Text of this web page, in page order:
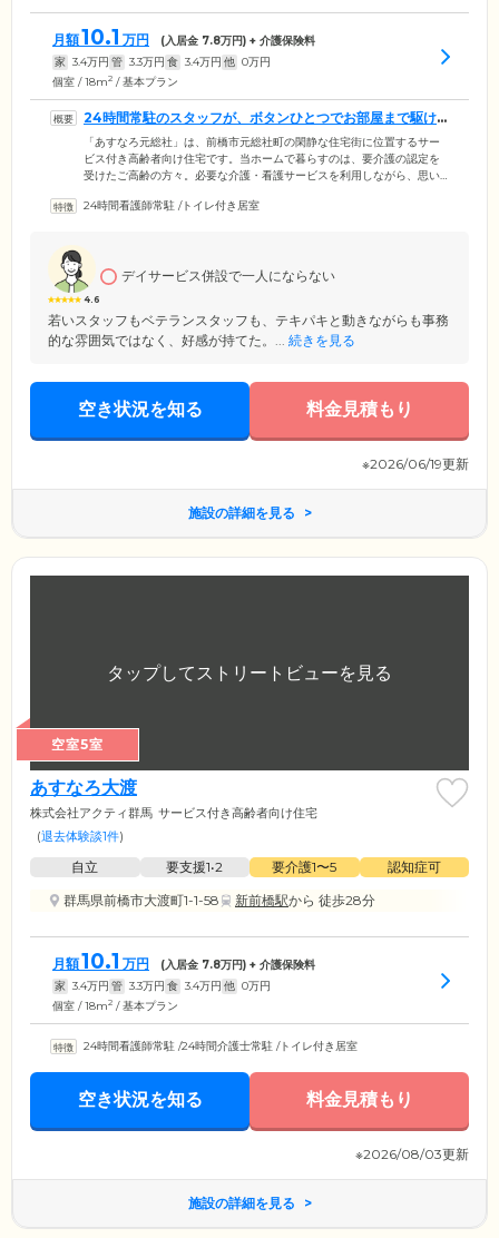
月額10.1 万円 (入居金 7.8万円) + 介護保険料
家 3.4万円 管 3.3万円 食 3.4万円 他 0万円
個室 / 18m2 / 基本プラン
24時間常駐のスタッフが、ボタンひとつでお部屋まで駆け
つけます
「あすなろ元総社」は、前橋市元総社町の閑静な住宅街に位置するサー
ビス付き高齢者向け住宅です。当ホームで暮らすのは、要介護の認定を
受けたご高齢の方々。必要な介護・看護サービスを利用しながら、思い
り、定期的に建物内を巡回。ご入居のみなさまの安否確認に努めていま
24時間看護師常駐 /トイレ付き居室
4.6
デイサービス併設で一人にならない
若いスタッフもベテランスタッフも、テキパキと動きながらも事務
的な雰囲気ではなく、好感が持てた。... 続きを見る
空き状況を知る 料金見積もり
※2026/06/19更新
施設の詳細を見る
空室5室
あすなろ大渡
株式会社アクティ群馬 サービス付き高齢者向け住宅
(退去体験談1件)
自立 要支援1•2 要介護1〜5
認知症可
群馬県前橋市大渡町1-1-58
新前橋駅から 徒歩28分
月額10.1 万円 (入居金 7.8万円) + 介護保険料
家 3.4万円 管 3.3万円 食 3.4万円 他 0万円
個室 / 18m2 / 基本プラン
24時間看護師常駐 /24時間介護士常駐 /トイレ付き居室
空き状況を知る 料金見積もり
※2026/08/03更新
施設の詳細を見る